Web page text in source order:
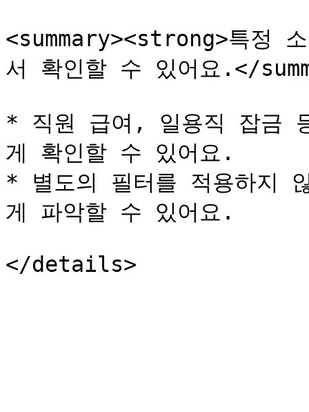
<summary><strong>특정
서 확인할 수 있어요.</
* 직원 급여, 일용직 잡금
게 확인할 수 있어요.
* 별도의 필터를 적용하지
게 파악할 수 있어요.